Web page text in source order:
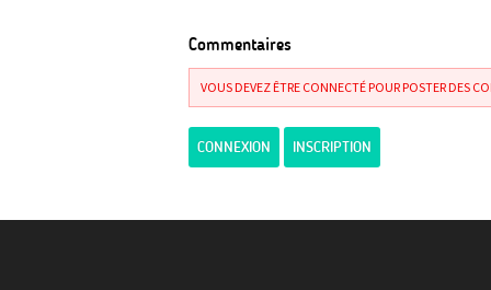
Commentaires
VOUS DEVEZ ÊTRE CONNECTÉ POUR POSTER DES
CONNEXION INSCRIPTION